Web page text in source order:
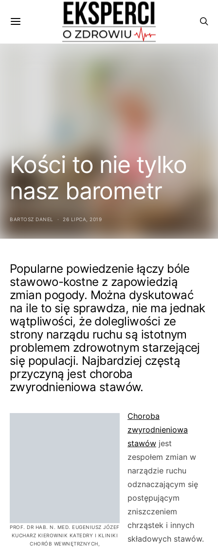
Kości to nie tylko
nasz barometr
BARTOSZ DANEL 26 LIPCA, 2019
Popularne powiedzenie łączy bóle
stawowo-kostne z zapowiedzią
zmian pogody. Można dyskutować
na ile to się sprawdza, nie ma jednak
wątpliwości, że dolegliwości ze
strony narządu ruchu są istotnym
problemem zdrowotnym starzejącej
się populacji. Najbardziej częstą
przyczyną jest choroba
zwyrodnieniowa stawów.
PROF. DR HAB. N. MED. EUGENIUSZ JÓZEF
KUCHARZ KIEROWNIK KATEDRY I KLINIKI
CHORÓB WEWNĘTRZNYCH,
Choroba
zwyrodnieniowa
stawów jest
zespołem zmian w
narządzie ruchu
odznaczającym się
postępującym
zniszczeniem
chrząstek i innych
składowych stawów.